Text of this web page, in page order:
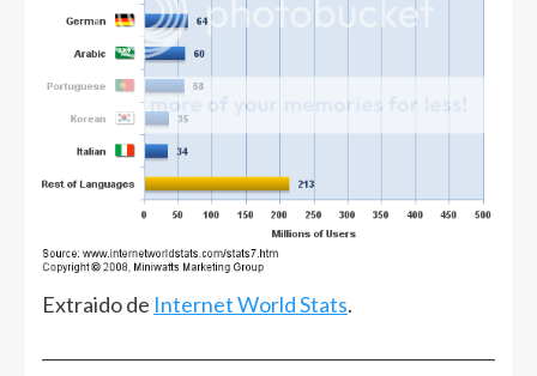
Extraido de Internet World Stats.